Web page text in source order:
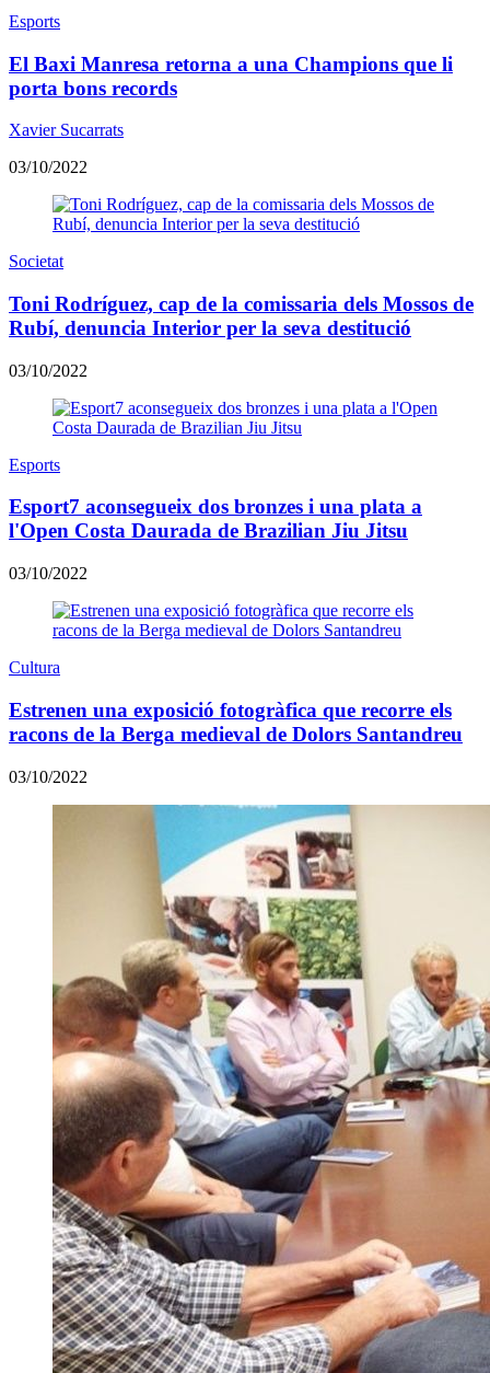
Esports
El Baxi Manresa retorna a una Champions que li
porta bons records
Xavier Sucarrats
03/10/2022
Societat
Toni Rodríguez, cap de la comissaria dels Mossos de
Rubí, denuncia Interior per la seva destitució
03/10/2022
Esports
Esport7 aconsegueix dos bronzes i una plata a
l'Open Costa Daurada de Brazilian Jiu Jitsu
03/10/2022
Cultura
Estrenen una exposició fotogràfica que recorre els
racons de la Berga medieval de Dolors Santandreu
03/10/2022